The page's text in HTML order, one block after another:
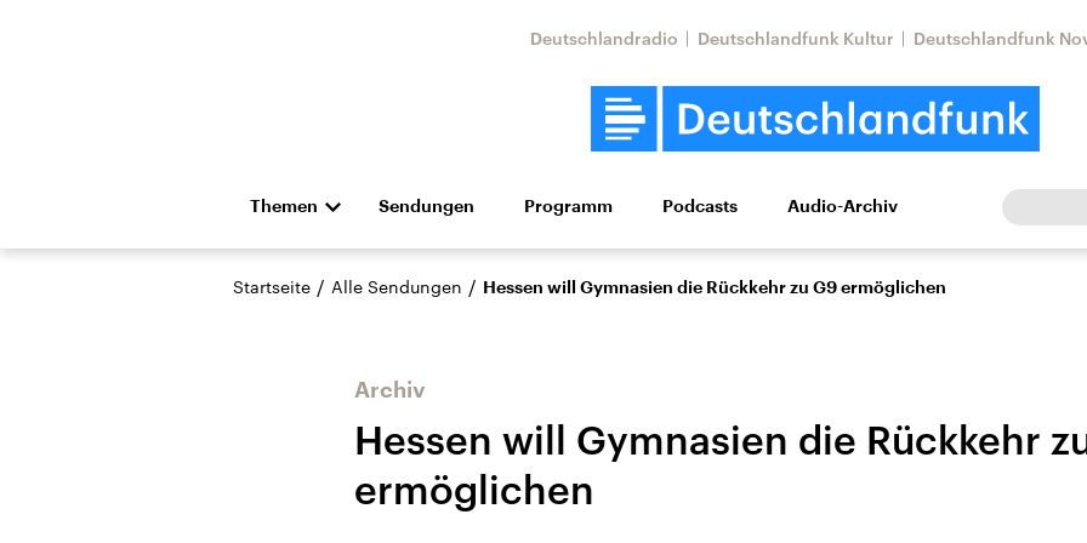
Deutschlandradio Deutschlandfunk Kultur Deutschlandfunk
Themen
Die Nachrichten Politik Wirtschaft Wissen Kultur Europa
Hörspiel und Feature Musik
Landtagswahl Sachsen-
USA
Sendungen Programm Podcasts Audio-Archiv
Startseite / Alle Sendungen / Hessen will Gymnasien die Rückkehr zu G9 ermöglichen
Archiv
Hessen will Gymnasien die Rückkehr
ermöglichen